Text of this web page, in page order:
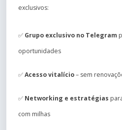
exclusivos:
✅ Grupo exclusivo no Telegram
oportunidades
✅Acesso vitalício– sem
✅ Networking e estratégias
com milhas